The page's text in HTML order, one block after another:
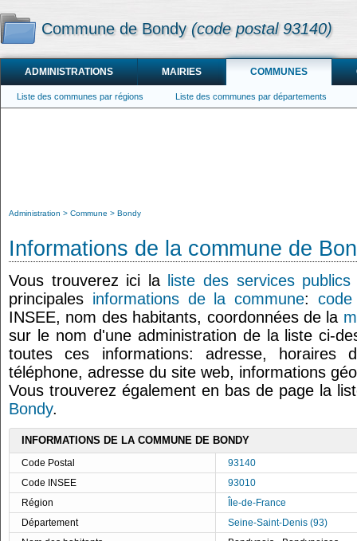
Commune de Bondy (code postal 93140)
ADMINISTRATIONS MAIRIES COMMUNES
Liste des communes par régions Liste des communes par départements
Administration Commune Bondy
Informations de la commune de
Vous trouverez ici la
liste des services
principales informations de la commune:
INSEE, nom des habitants, coordonnées de la
sur le nom d'une administration de la liste ci-
toutes ces informations: adresse, horaires
téléphone, adresse du site web, informations
Vous trouverez également en bas de page la
Bondy.
INFORMATIONS DE LA COMMUNE DE BONDY
Code Postal
93140
Code INSEE
93010
Région
Île-de-France
Département
Seine-Saint-Denis (93)